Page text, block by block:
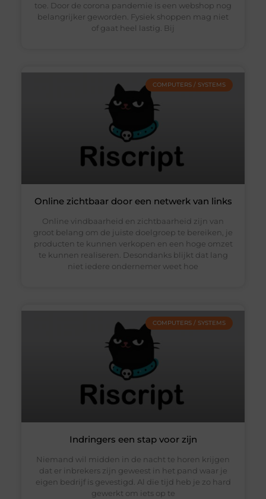
toe. Door de corona pandemie is een webshop nog
belangrijker geworden. Fysiek shoppen mag niet
of gaat heel lastig. Bij
COMPUTERS / SYSTEMS
Online zichtbaar door een netwerk van links
Online vindbaarheid en zichtbaarheid zijn van
groot belang om de juiste doelgroep te bereiken, je
producten te kunnen verkopen en een hoge omzet
te kunnen realiseren. Desondanks blijkt dat lang
niet iedere ondernemer weet hoe
COMPUTERS / SYSTEMS
Indringers een stap voor zijn
Niemand wil midden in de nacht te horen krijgen
dat er inbrekers zijn geweest in het pand waar je
eigen bedrijf is gevestigd. Al die tijd heb je zo hard
gewerkt om iets op te